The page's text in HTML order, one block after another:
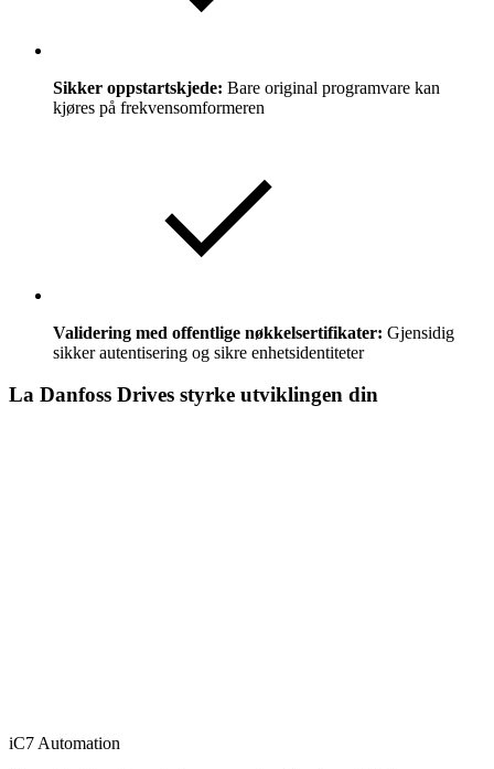
Sikker oppstartskjede: Bare original programvare kan
kjøres på frekvensomformeren
Validering med offentlige nøkkelsertifikater: Gjensidig
sikker autentisering og sikre enhetsidentiteter
La Danfoss Drives styrke utviklingen din
iC7 Automation